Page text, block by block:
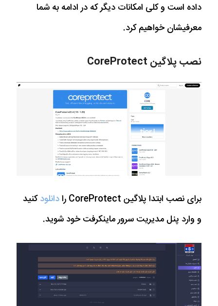
داده است و کلی امکانات دیگر که در ادامه به شما
معرفیشان خواهیم کرد.
نصب پلاگین CoreProtect
برای نصب ابتدا پلاگین CoreProtect را دانلودکنید
و وارد پنل مدیریت سرور ماینکرفت خود شوید.